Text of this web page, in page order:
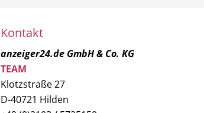
Kontakt
anzeiger24.de GmbH & Co. KG
TEAM
Klotzstraße 27
D-40721 Hilden